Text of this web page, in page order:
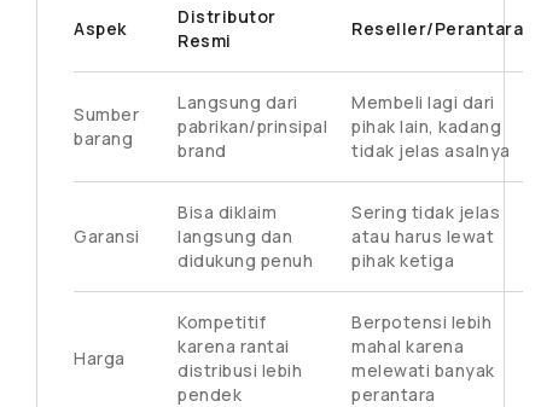
Aspek
Distributor
Resmi
Reseller/Perantara
Sumber
barang
Langsung dari
pabrikan/prinsipal
brand
Membeli lagi dari
pihak lain, kadang
tidak jelas asalnya
Garansi
Bisa diklaim
langsung dan
didukung penuh
Sering tidak jelas
atau harus lewat
pihak ketiga
Harga
Kompetitif
karena rantai
distribusi lebih
pendek
Berpotensi lebih
mahal karena
melewati banyak
perantara